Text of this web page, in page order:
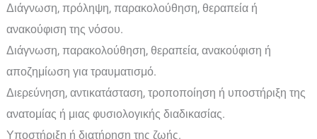
Διάγνωση, πρόληψη, παρακολούθηση, θεραπεία ή
ανακούφιση της νόσου.
Διάγνωση, παρακολούθηση, θεραπεία, ανακούφιση ή
αποζημίωση για τραυματισμό.
Διερεύνηση, αντικατάσταση, τροποποίηση ή υποστήριξη της
ανατομίας ή μιας φυσιολογικής διαδικασίας.
Υποστήριξη ή διατήρηση της ζωής.